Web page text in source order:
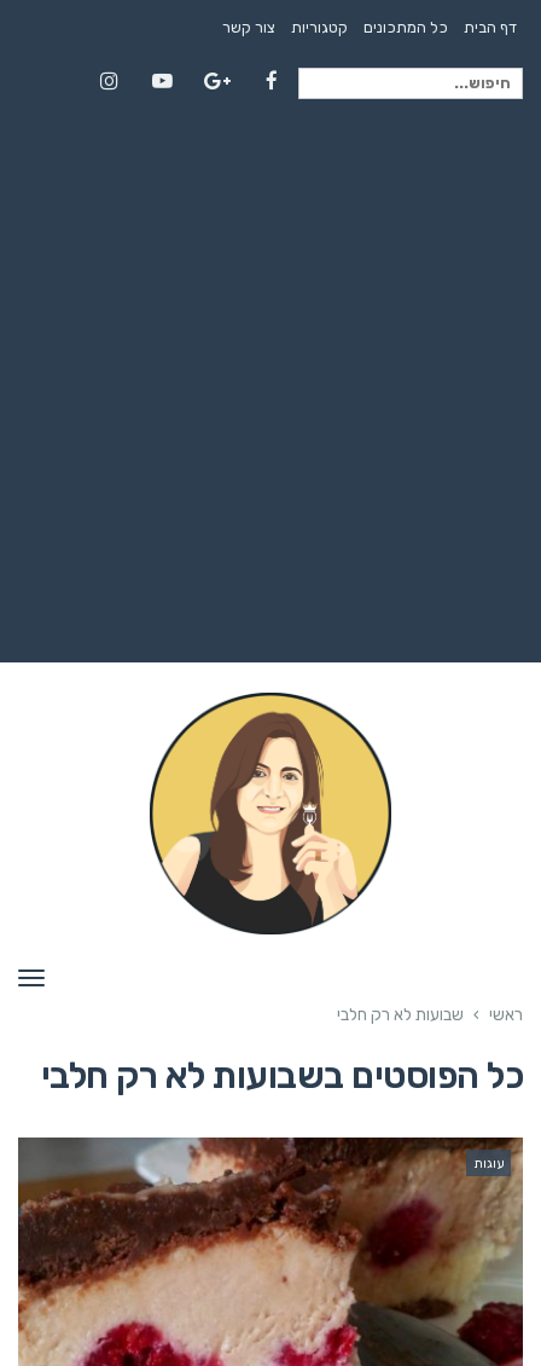
דף הבית כל המתכונים קטגוריות צור קשר
חיפוש
ראשי › שבועות לא רק חלבי
כל הפוסטים בשבועות לא רק חלבי
עוגות